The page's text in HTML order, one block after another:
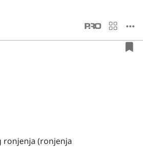
ronjenja (ronjenja